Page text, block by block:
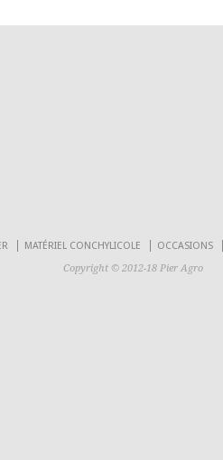
MATÉRIEL CONCHYLICOLE OCCASIONS
Copyright © 2012-18 Pier Agro